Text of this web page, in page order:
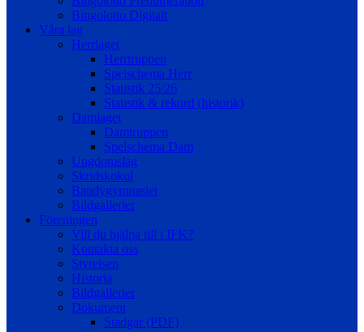
Bingolotto Digitalt
Våra lag
Herrlaget
Herrtruppen
Spelschema Herr
Statistik 25/26
Statistik & rekord (historik)
Damlaget
Damtruppen
Spelschema Dam
Ungdomslag
Skridskokul
Bandygymnasiet
Bildgallerier
Föreningen
Vill du hjälpa till i IFK?
Kontakta oss
Styrelsen
Historia
Bildgallerier
Dokument
Stadgar (PDF)